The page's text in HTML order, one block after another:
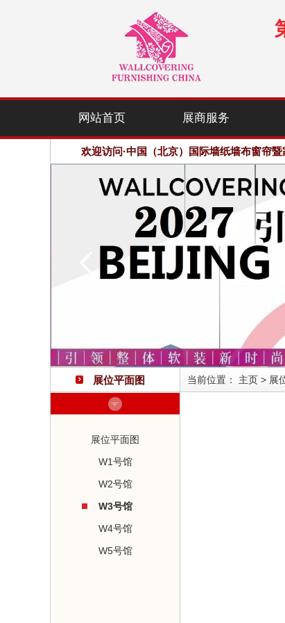
网站首页 展商服务
欢迎访问·中国（北京）国际墙纸墙布窗帘
优质参展商：1300余家，展会规模：
欢迎访问·中国（北京）国际墙纸墙布窗帘
优质参展商：1300余家，展会规模：
展位平面图
展位平面图
W1号馆
W2号馆
W3号馆
W4号馆
W5号馆
当前位置： 主页 > 展